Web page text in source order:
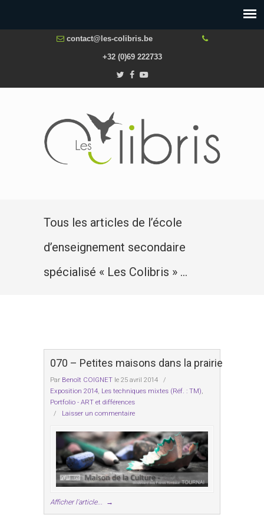
contact@les-colibris.be
+32 (0)69 222733
Tous les articles de l’école
d’enseignement secondaire
spécialisé « Les Colibris » …
070 – Petites maisons dans la prairie
Par Benoît COIGNET le 25 avril 2014
/
Exposition 2014, Les techniques mixtes (Réf. : TM),
Portfolio - ART et différences
/ Laisser un commentaire
Afficher l'article... →